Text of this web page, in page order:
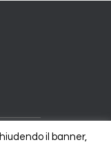
il banner,